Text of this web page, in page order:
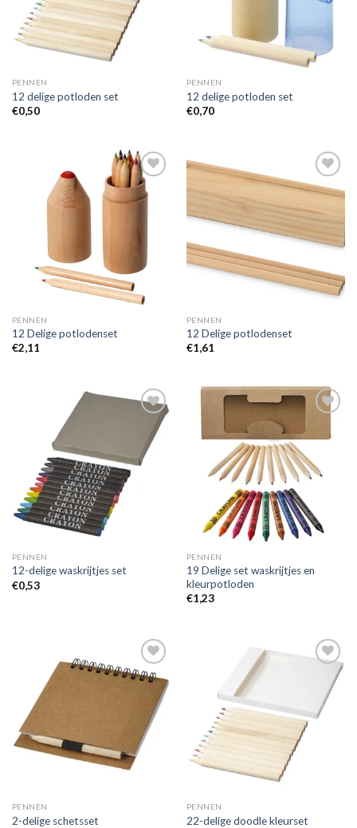
PENNEN
12 delige potloden set
€0,50
PENNEN
12 delige potloden set
€0,70
Toevoegen
aan
PENNEN
12 Delige potlodenset
€2,11
Toevoegen
aan
wenslijst
PENNEN
12 Delige potlodenset
€1,61
Toevoegen
wenslijst
PENNEN
12-delige waskrijtjes set
€0,53
wenslijst
PENNEN
19 Delige set waskrijtjes en
kleurpotloden
€1,23
Toevoegen
PENNEN
2-delige schetsset
Toevoegen
wenslijst
PENNEN
22-delige doodle kleurset